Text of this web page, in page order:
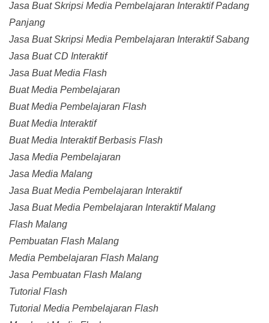
Jasa Buat Skripsi Media Pembelajaran Interaktif Padang
Panjang
Jasa Buat Skripsi Media Pembelajaran Interaktif Sabang
Jasa Buat CD Interaktif
Jasa Buat Media Flash
Buat Media Pembelajaran
Buat Media Pembelajaran Flash
Buat Media Interaktif
Buat Media Interaktif Berbasis Flash
Jasa Media Pembelajaran
Jasa Media Malang
Jasa Buat Media Pembelajaran Interaktif
Jasa Buat Media Pembelajaran Interaktif Malang
Flash Malang
Pembuatan Flash Malang
Media Pembelajaran Flash Malang
Jasa Pembuatan Flash Malang
Tutorial Flash
Tutorial Media Pembelajaran Flash